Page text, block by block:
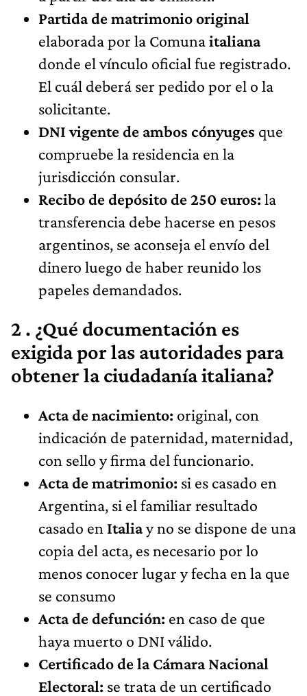
Partida de matrimonio original
elaborada por la Comunaitaliana
donde el vínculo oficial fue registrado.
El cuál deberá ser pedido por el o la
solicitante.
DNI vigente de ambos cónyuges que
compruebe la residencia en la
jurisdicción consular.
Recibo de depósito de 250 euros: la
transferencia debe hacerse en pesos
argentinos, se aconseja el envío del
dinero luego de haber reunido los
papeles demandados.
2 . ¿Qué documentación es
exigida por las autoridades para
obtener la ciudadanía italiana?
Acta de nacimiento: original, con
indicación de paternidad, maternidad,
con sello y firma del funcionario.
Acta de matrimonio: si es casado en
Argentina, si el familiar resultado
casado en Italiay no se dispone de una
copia del acta, es necesario por lo
menos conocer lugar y fecha en la que
se consumo
Acta de defunción: en caso de que
haya muerto o DNI válido.
Certificado de la Cámara Nacional
Electoral: se trata de un certificado